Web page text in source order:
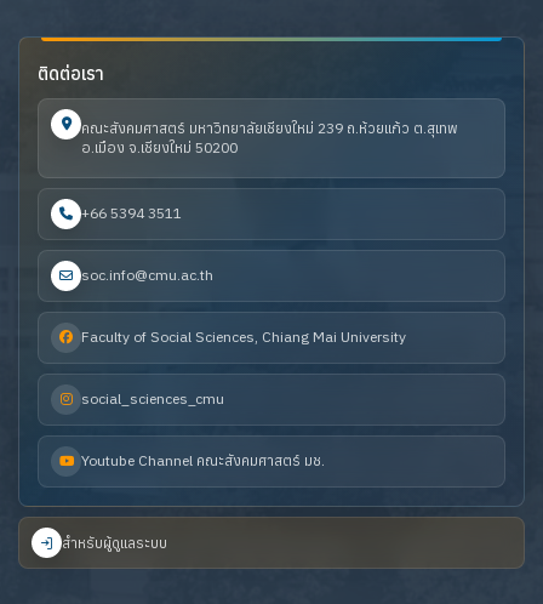
ติดต่อเรา
คณะสังคมศาสตร์ มหาวิทยาลัยเชียงใหม่ 239 ถ.ห้วยแก้ว ต.สุเทพ
อ.เมือง จ.เชียงใหม่ 50200
+66 5394 3511
soc.info@cmu.ac.th
Faculty of Social Sciences, Chiang Mai University
social_sciences_cmu
Youtube Channel คณะสังคมศาสตร์ มช.
สำหรับผู้ดูแลระบบ